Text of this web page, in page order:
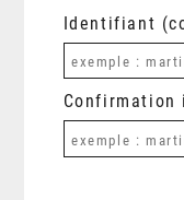
Identifiant